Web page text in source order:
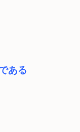
ある